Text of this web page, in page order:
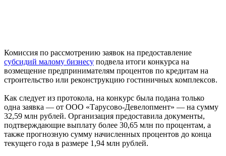
Комиссия по рассмотрению заявок на предоставление
субсидий малому бизнесу подвела итоги конкурса на
возмещение предпринимателям процентов по кредитам на
строительство или реконструкцию гостиничных комплексов.
Как следует из протокола, на конкурс была подана только
одна заявка — от ООО «Тарусово-Девелопмент» — на сумму
32,59 млн рублей. Организация предоставила документы,
подтверждающие выплату более 30,65 млн по процентам, а
также прогнозную сумму начисленных процентов до конца
текущего года в размере 1,94 млн рублей.